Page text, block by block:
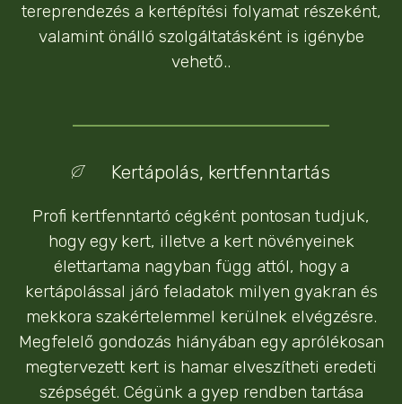
tereprendezés a kertépítési folyamat részeként,
valamint önálló szolgáltatásként is igénybe
vehető..
Kertápolás, kertfenntartás
Profi kertfenntartó cégként pontosan tudjuk,
hogy egy kert, illetve a kert növényeinek
élettartama nagyban függ attól, hogy a
kertápolással járó feladatok milyen gyakran és
mekkora szakértelemmel kerülnek elvégzésre.
Megfelelő gondozás hiányában egy aprólékosan
megtervezett kert is hamar elveszítheti eredeti
szépségét. Cégünk a gyep rendben tartása